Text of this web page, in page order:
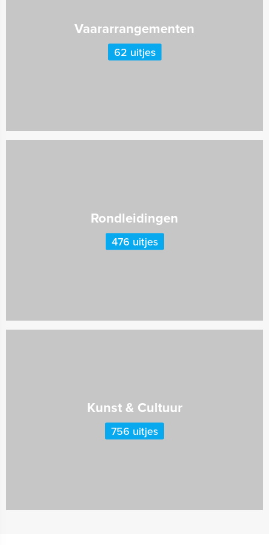
Vaararrangementen
62 uitjes
Rondleidingen
476 uitjes
Kunst & Cultuur
756 uitjes